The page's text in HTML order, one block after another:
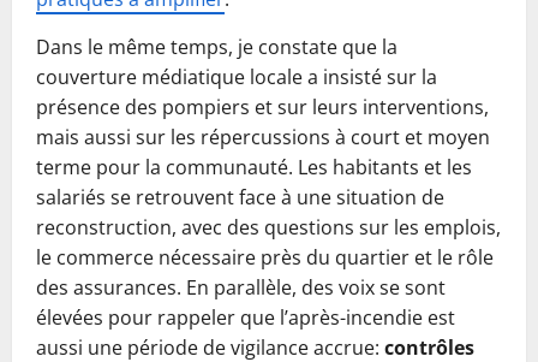
Dans le même temps, je constate que la
couverture médiatique locale a insisté sur la
présence des pompiers et sur leurs interventions,
mais aussi sur les répercussions à court et moyen
terme pour la communauté. Les habitants et les
salariés se retrouvent face à une situation de
reconstruction, avec des questions sur les emplois,
le commerce nécessaire près du quartier et le rôle
des assurances. En parallèle, des voix se sont
élevées pour rappeler que l’après-incendie est
aussi une période de vigilance accrue: contrôles